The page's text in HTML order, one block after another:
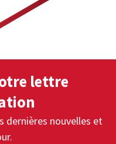
lettre
dernières nouvelles et